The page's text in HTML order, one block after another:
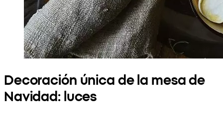
Decoración única de la mesa de
Navidad: luces